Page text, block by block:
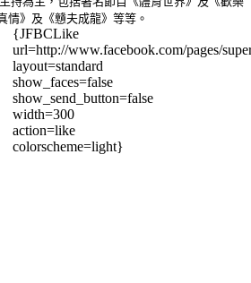
情》及《戇夫成龍》等等。
{JFBCLike
url=http://www.facebook.com/pages/
layout=standard
show_faces=false
show_send_button=false
width=300
action=like
colorscheme=light}